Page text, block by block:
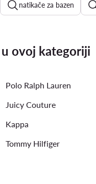
natikače za bazen
Guess muške tenisice
ovoj kategoriji
Polo Ralph Lauren
Juicy Couture
Kappa
Tommy Hilfiger